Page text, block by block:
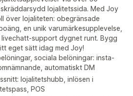
lojalitetssida. Med Joy
över lojaliteten: obegränsade
en unik varumärkesupplevelse,
support dygnet runt. Bygg
eget sätt idag med Joy!
sociala belöningar: insta-
automatiskt DM
lojalitetshubb, inlösen i
POS